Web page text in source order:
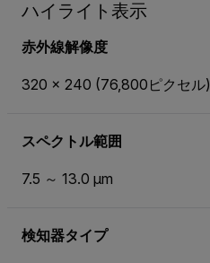
ハイライト表示
赤外線解像度
320 x 240 (76,800ピクセル)
スペクトル範囲
7.5 ～ 13.0 µm
検知器タイプ